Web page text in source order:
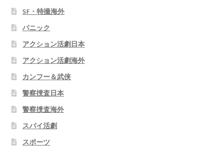
SF・特撮海外
パニック
アクション活劇日本
アクション活劇海外
カンフー＆武侠
警察捜査日本
警察捜査海外
スパイ活劇
スポーツ